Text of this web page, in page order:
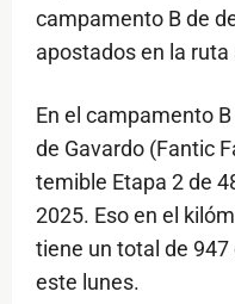
campamento B de
apostados en la ruta
En el campamento
de Gavardo (Fantic
temible Etapa 2 de
2025. Eso en el
tiene un total de
este lunes.